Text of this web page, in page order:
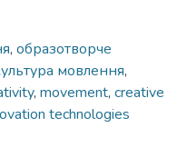
, образотворче
мовлення,
, movement, creative
technologies